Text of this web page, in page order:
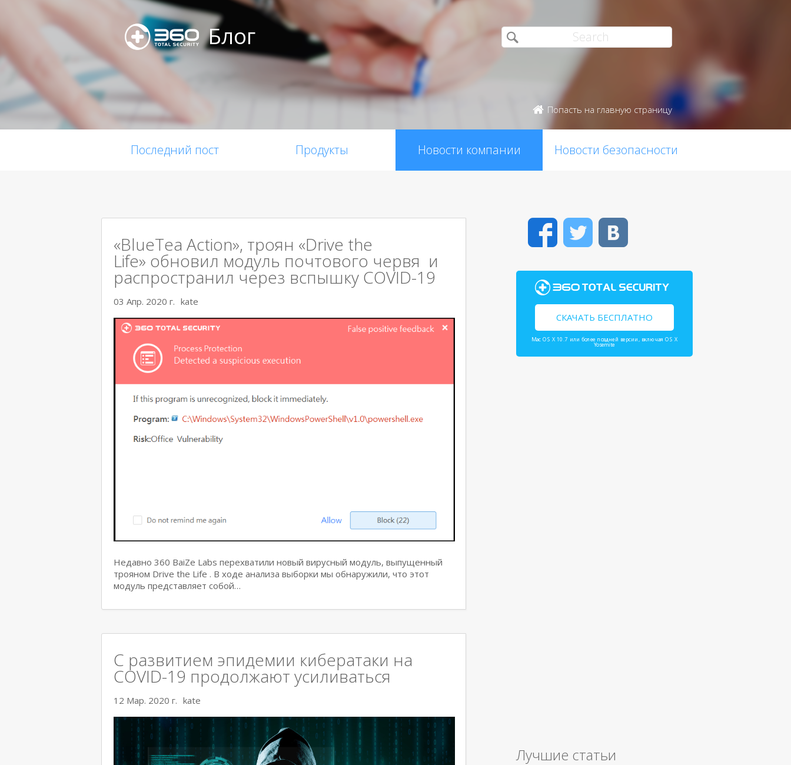
Блог
Попасть на главную страницу
Последний пост Продукты Новости компании Новости безопасности
«BlueTea Action», троян «Drive the
Life» обновил модуль почтового червя и
распространил через вспышку COVID-19
03 Апр. 2020 г. kate
Недавно 360 BaiZe Labs перехватили новый вирусный модуль, выпущенный
трояном Drive the Life . В ходе анализа выборки мы обнаружили, что этот
модуль представляет собой…
С развитием эпидемии кибератаки на
COVID-19 продолжают усиливаться
12 Мар. 2020 г. kate
FacebookTwitter
СКАЧАТЬ БЕСПЛАТНО
Mac OS X 10.7 или более поздней версии, включая OS X
Yosemite
Лучшие статьи